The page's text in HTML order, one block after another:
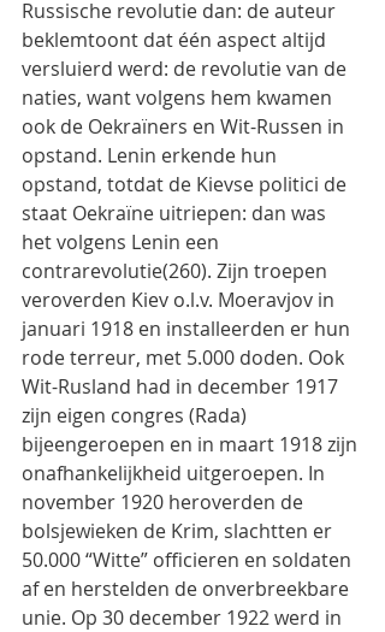
Russische revolutie dan: de auteur
beklemtoont dat één aspect altijd
versluierd werd: de revolutie van de
naties, want volgens hem kwamen
ook de Oekraïners en Wit-Russen in
opstand. Lenin erkende hun
opstand, totdat de Kievse politici de
staat Oekraïne uitriepen: dan was
het volgens Lenin een
contrarevolutie(260). Zijn troepen
veroverden Kiev o.l.v. Moeravjov in
januari 1918 en installeerden er hun
rode terreur, met 5.000 doden. Ook
Wit-Rusland had in december 1917
zijn eigen congres (Rada)
bijeengeroepen en in maart 1918 zijn
onafhankelijkheid uitgeroepen. In
november 1920 heroverden de
bolsjewieken de Krim, slachtten er
50.000 “Witte” officieren en soldaten
af en herstelden de onverbreekbare
unie. Op 30 december 1922 werd in